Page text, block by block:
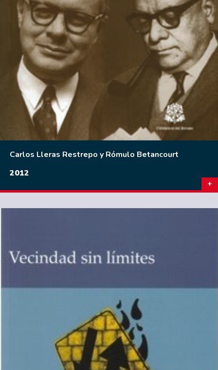
Carlos Lleras Restrepo y Rómulo Betancourt
2012